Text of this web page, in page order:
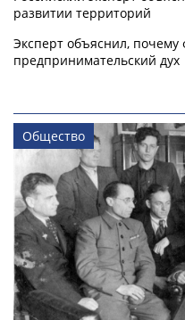
развитии территорий
Эксперт объяснил,
предпринимательский дух
Общество